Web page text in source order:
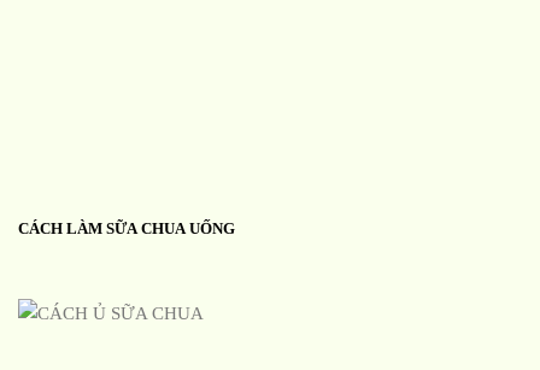
CÁCH LÀM SỮA CHUA UỐNG